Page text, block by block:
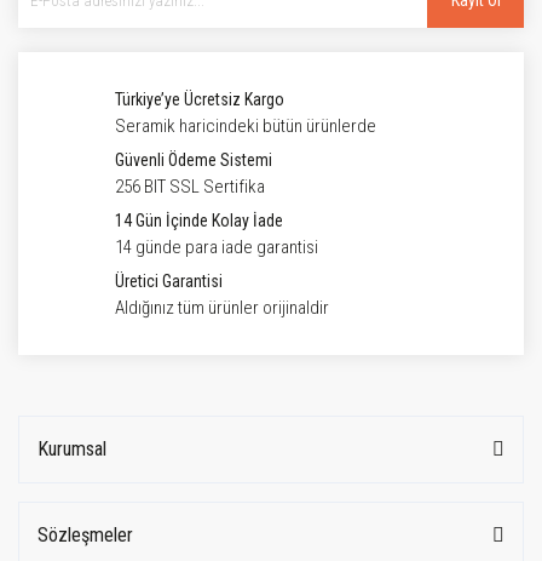
Türkiye’ye Ücretsiz Kargo
Seramik haricindeki bütün ürünlerde
Güvenli Ödeme Sistemi
256 BIT SSL Sertifika
14 Gün İçinde Kolay İade
14 günde para iade garantisi
Üretici Garantisi
Aldığınız tüm ürünler orijinaldir
Kurumsal
Sözleşmeler